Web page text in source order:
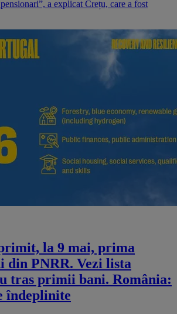
a explicat Crețu, care a fost
la 9 mai, prima
din PNRR. Vezi lista
tras primii bani. România:
îndeplinite